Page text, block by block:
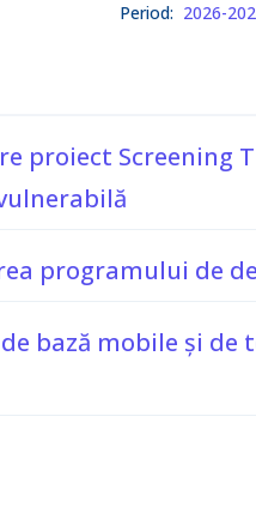
Period: 2026-
proiect Screening
programului
bază mobile și de